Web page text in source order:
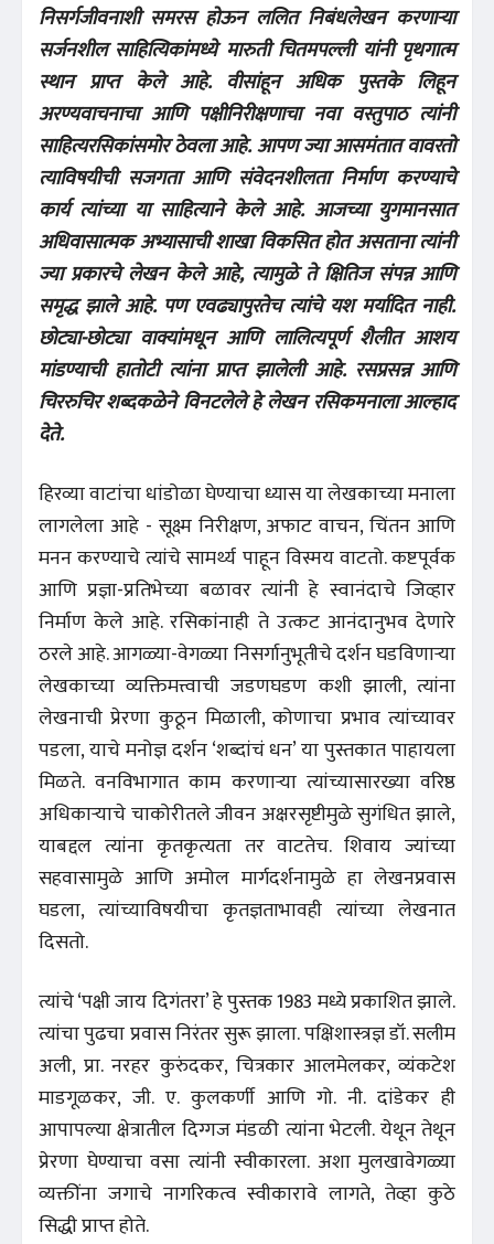
निसर्गजीवनाशी समरस होऊन ललित निबंधलेखन करणाऱ्या
सर्जनशील साहित्यिकांमध्ये मारुती चितमपल्ली यांनी पृथगात्म
स्थान प्राप्त केले आहे. वीसांहून अधिक पुस्तके लिहून
अरण्यवाचनाचा आणि पक्षीनिरीक्षणाचा नवा वस्तुपाठ त्यांनी
साहित्यरसिकांसमोर ठेवला आहे. आपण ज्या आसमंतात वावरतो
त्याविषयीची सजगता आणि संवेदनशीलता निर्माण करण्याचे
कार्य त्यांच्या या साहित्याने केले आहे. आजच्या युगमानसात
अधिवासात्मक अभ्यासाची शाखा विकसित होत असताना त्यांनी
ज्या प्रकारचे लेखन केले आहे, त्यामुळे ते क्षितिज संपन्न आणि
समृद्ध झाले आहे. पण एवढ्यापुरतेच त्यांचे यश मर्यादित नाही.
छोट्या-छोट्या वाक्यांमधून आणि लालित्यपूर्ण शैलीत आशय
मांडण्याची हातोटी त्यांना प्राप्त झालेली आहे. रसप्रसन्न आणि
चिररुचिर शब्दकळेने विनटलेले हे लेखन रसिकमनाला आल्हाद
देते.
हिरव्या वाटांचा धांडोळा घेण्याचा ध्यास या लेखकाच्या मनाला
लागलेला आहे - सूक्ष्म निरीक्षण, अफाट वाचन, चिंतन आणि
मनन करण्याचे त्यांचे सामर्थ्य पाहून विस्मय वाटतो. कष्टपूर्वक
आणि प्रज्ञा-प्रतिभेच्या बळावर त्यांनी हे स्वानंदाचे जिव्हार
निर्माण केले आहे. रसिकांनाही ते उत्कट आनंदानुभव देणारे
ठरले आहे. आगळ्या-वेगळ्या निसर्गानुभूतीचे दर्शन घडविणाऱ्या
लेखकाच्या व्यक्तिमत्त्वाची जडणघडण कशी झाली, त्यांना
लेखनाची प्रेरणा कुठून मिळाली, कोणाचा प्रभाव त्यांच्यावर
पडला, याचे मनोज्ञ दर्शन ‘शब्दांचं धन’ या पुस्तकात पाहायला
मिळते. वनविभागात काम करणाऱ्या त्यांच्यासारख्या वरिष्ठ
अधिकाऱ्याचे चाकोरीतले जीवन अक्षरसृष्टीमुळे सुगंधित झाले,
याबद्दल त्यांना कृतकृत्यता तर वाटतेच. शिवाय ज्यांच्या
सहवासामुळे आणि अमोल मार्गदर्शनामुळे हा लेखनप्रवास
घडला, त्यांच्याविषयीचा कृतज्ञताभावही त्यांच्या लेखनात
दिसतो.
त्यांचे ‘पक्षी जाय दिगंतरा’ हे पुस्तक 1983 मध्ये प्रकाशित झाले.
त्यांचा पुढचा प्रवास निरंतर सुरू झाला. पक्षिशास्त्रज्ञ डॉ. सलीम
अली, प्रा. नरहर कुरुंदकर, चित्रकार आलमेलकर, व्यंकटेश
माडगूळकर, जी. ए. कुलकर्णी आणि गो. नी. दांडेकर ही
आपापल्या क्षेत्रातील दिग्गज मंडळी त्यांना भेटली. येथून तेथून
प्रेरणा घेण्याचा वसा त्यांनी स्वीकारला. अशा मुलखावेगळ्या
व्यक्तींना जगाचे नागरिकत्व स्वीकारावे लागते, तेव्हा कुठे
सिद्धी प्राप्त होते.